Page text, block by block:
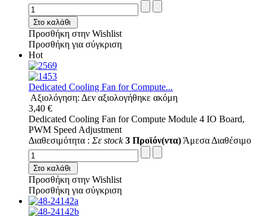
Στο καλάθι
Προσθήκη στην Wishlist
Προσθήκη για σύγκριση
Hot
Dedicated Cooling Fan for Compute...
Αξιολόγηση: Δεν αξιολογήθηκε ακόμη
3,40 €
Dedicated Cooling Fan for Compute Module 4 IO Board,
PWM Speed Adjustment
Διαθεσιμότητα : Σε stock 3 Προϊόν(ντα) Άμεσα Διαθέσιμο
Στο καλάθι
Προσθήκη στην Wishlist
Προσθήκη για σύγκριση